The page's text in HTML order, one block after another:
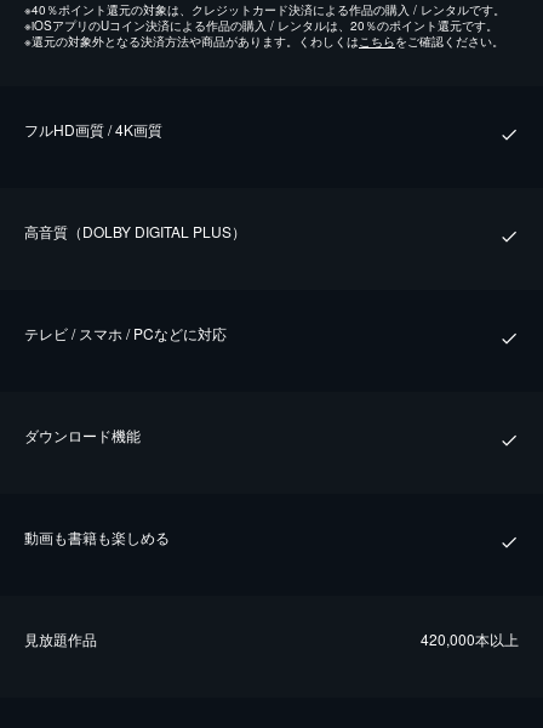
※40％ポイント還元の対象は、クレジットカード決済による作品の購入 / レンタルです。
※iOSアプリのUコイン決済による作品の購入 / レンタルは、20％のポイント還元です。
※還元の対象外となる決済方法や商品があります。くわしくはこちらをご確認ください。
フルHD画質 / 4K画質
⾼⾳質（DOLBY DIGITAL PLUS）
テレビ / スマホ / PCなどに対応
ダウンロード機能
動画も書籍も楽しめる
⾒放題作品 420,000本以上